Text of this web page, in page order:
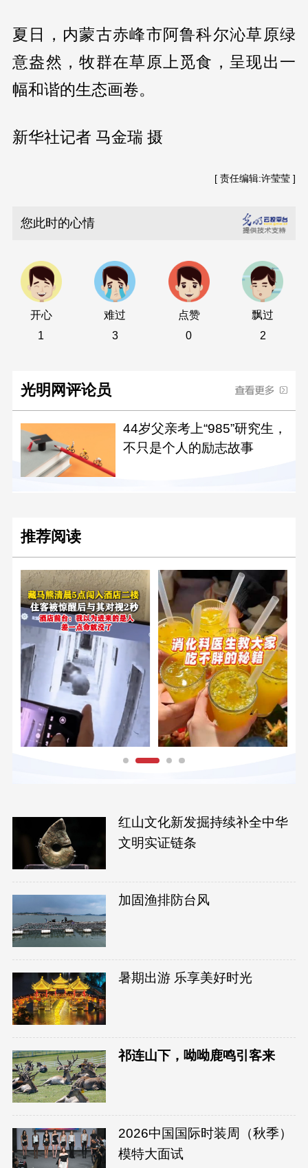
夏日，内蒙古赤峰市阿鲁科尔沁草原绿
意盎然，牧群在草原上觅食，呈现出一
幅和谐的生态画卷。
新华社记者 马金瑞 摄
[ 责任编辑:许莹莹 ]
您此时的心情
开心
1
难过
3
点赞
0
飘过
2
光明网评论员
44岁父亲考上“985”研究生，
不只是个人的励志故事
推荐阅读
红山文化新发掘持续补全中华
文明实证链条
加固渔排防台风
暑期出游 乐享美好时光
祁连山下，呦呦鹿鸣引客来
2026中国国际时装周（秋季）
模特大面试